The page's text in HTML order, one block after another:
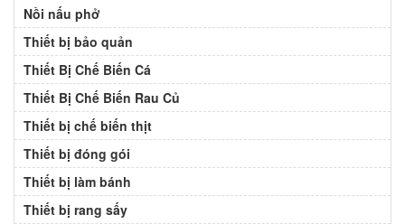
Nồi nấu phở
Thiết bị bảo quản
Thiết Bị Chế Biến Cá
Thiết Bị Chế Biến Rau Củ
Thiết bị chế biến thịt
Thiết bị đóng gói
Thiết bị làm bánh
Thiết bị rang sấy